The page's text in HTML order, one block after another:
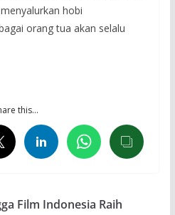
hobi
orang tua akan selalu
this…
Film Indonesia Raih